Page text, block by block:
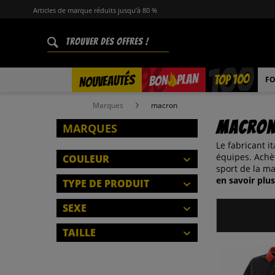
Articles de marque réduits jusqu’à 80 %
NOUVEAUTÉS BON PLAN
% TOP 100
Marques macron
MARQUES
COULEUR
TYPE DE PRODUIT
VESTES
POLOS
ECHARPES
SEXE
HOMMES
TAILLE
Le fabricant
équipes.
sport de la
en savoir plus